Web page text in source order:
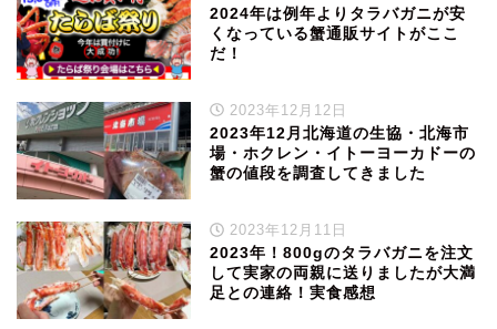
2024年は例年よりタラバガニが安
くなっている蟹通販サイトがここ
だ！
2023年12月12日
2023年12月北海道の生協・北海市
場・ホクレン・イトーヨーカドーの
蟹の値段を調査してきました
2023年12月11日
2023年！800gのタラバガニを注文
して実家の両親に送りましたが大満
足との連絡！実食感想